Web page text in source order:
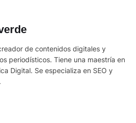
de contenidos digitales y
periodísticos. Tiene una maestría en
Digital. Se especializa en SEO y